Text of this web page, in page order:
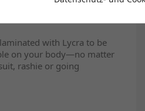
with Lycra to be
on your body—no matter
rashie or going